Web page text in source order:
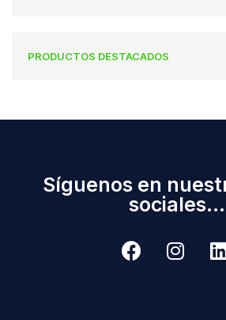
PRODUCTOS DESTACADOS
Síguenos en
sociales...